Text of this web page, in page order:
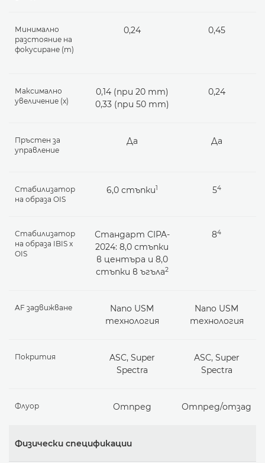
Минимално
разстояние на
фокусиране (m)
0,24 0,45
Максимално
увеличение (x)
0,14 (при 20 mm)
0,33 (при 50 mm)
0,24
Пръстен за
управление
Да Да
Стабилизатор
на образа OIS
6,0 стъпки1 54
Стабилизатор
на образа IBIS x
OIS
Стандарт CIPA-
2024: 8,0 стъпки
в центъра и 8,0
стъпки в ъгъла2
84
AF задвижване
Nano USM
технология
Nano USM
технология
Покрития
ASC, Super
Spectra
ASC, Super
Spectra
Флуор Отпред Отпред/отзад
Физически спецификации